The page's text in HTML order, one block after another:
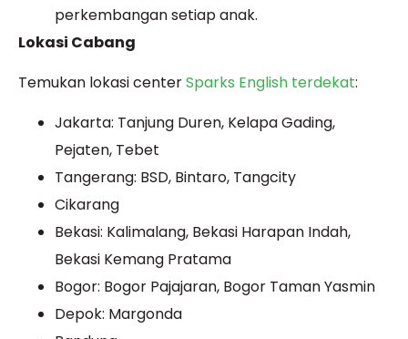
perkembangan setiap anak.
Lokasi Cabang
Temukan lokasi centerSparks English terdekat:
Jakarta: Tanjung Duren, Kelapa Gading,
Pejaten, Tebet
Tangerang: BSD, Bintaro, Tangcity
Cikarang
Bekasi: Kalimalang, Bekasi Harapan Indah,
Bekasi Kemang Pratama
Bogor: Bogor Pajajaran, Bogor Taman Yasmin
Depok: Margonda